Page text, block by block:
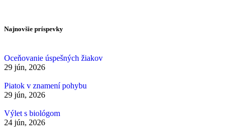
Najnovšie príspevky
Oceňovanie úspešných žiakov
29 jún, 2026
Piatok v znamení pohybu
29 jún, 2026
Výlet s biológom
24 jún, 2026